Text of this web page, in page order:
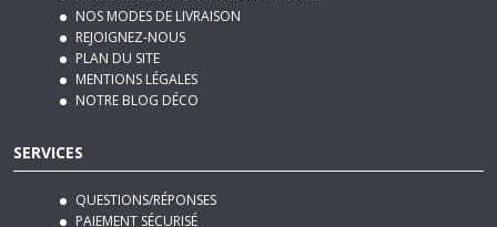
PLAN DU SITE
MENTIONS LÉGALES
NOTRE BLOG DÉCO
SERVICES
QUESTIONS/RÉPONSES
PAIEMENT SÉCURISÉ
RETRAIT GRATUIT EN MAGASIN
RETOUR GRATUIT EN MAGASIN